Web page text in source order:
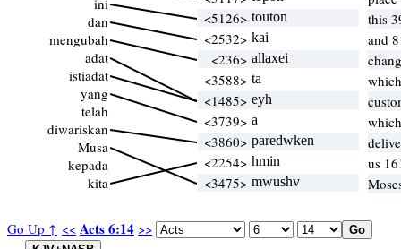
Go Up ↑ << Acts 6:14 >>
ini
dan
mengubah
adat
istiadat
yang
telah
diwariskan
Musa
kepada
kita
<5126> touton
this
<2532> kai
and
<236> allaxei
<3588> ta
<1485> eyh
<3739> a
<3860> paredwken
<2254> hmin
us
<3475> mwushv